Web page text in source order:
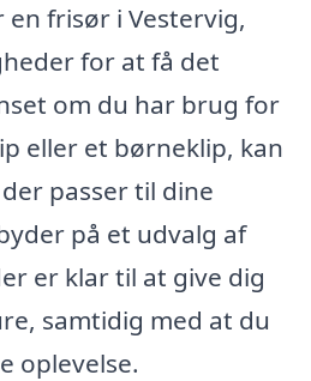
frisør i Vestervig,
for at få det
om du har brug for
eller et børneklip, kan
passer til dine
på et udvalg af
er klar til at give dig
samtidig med at du
oplevelse.